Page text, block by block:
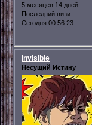
5 месяцев 14 дней
Последний визит:
Сегодня 00:56:23
Invisible
Несущий Истину